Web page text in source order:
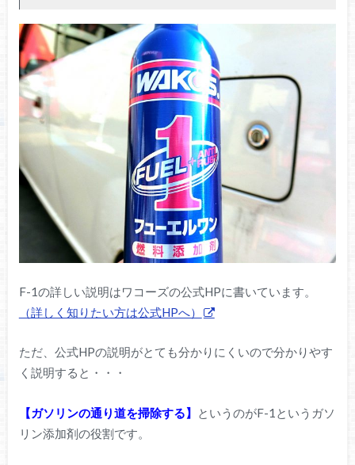
F-1の詳しい説明はワコーズの公式HPに書いています。
（詳しく知りたい方は公式HPへ）
ただ、公式HPの説明がとても分かりにくいので分かりやす
く説明すると・・・
【ガソリンの通り道を掃除する】
というのがF-1というガソ
リン添加剤の役割です。